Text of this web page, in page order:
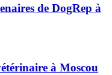
de DogRep à
à Moscou